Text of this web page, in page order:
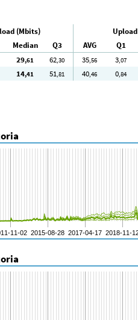
(Mbits)
Median Q3 AVG Q1
29,61 62,30 35,56 3,07
14,41 51,81 40,46 0,84